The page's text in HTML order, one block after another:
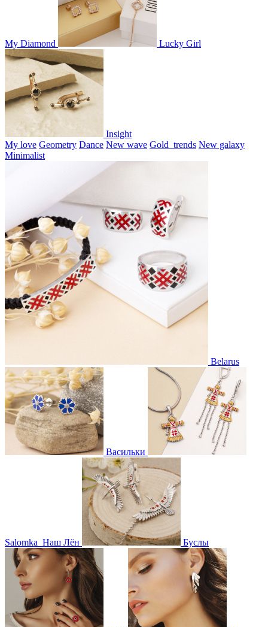
My Diamond Lucky Girl
Insight
My love Geometry Dance New wave Gold_trends New galaxy
Minimalist
Belarus
Васильки
Salomka Наш Лён Буслы